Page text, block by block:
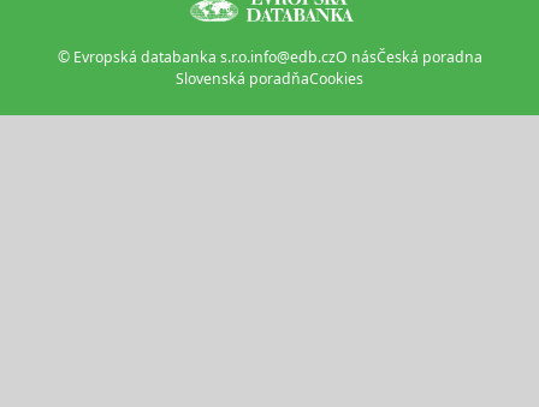
© Evropská databanka s.r.o.info@edb.czO násČeská poradna
Slovenská poradňaCookies